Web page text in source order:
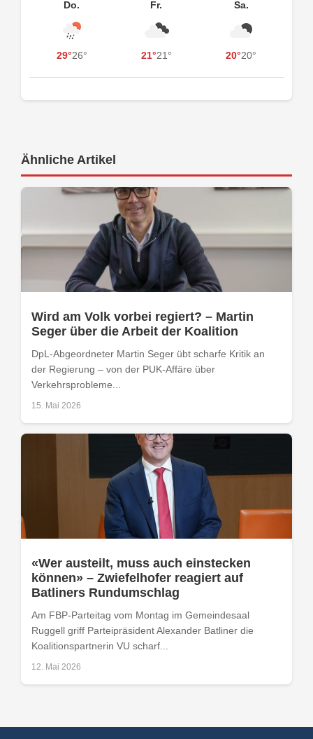
Do.
29°26°
Fr.
21°21°
Sa.
20°20°
Ähnliche Artikel
Wird am Volk vorbei regiert? – Martin
Seger über die Arbeit der Koalition
DpL-Abgeordneter Martin Seger übt scharfe Kritik an
der Regierung – von der PUK-Affäre über
Verkehrsprobleme...
15. Mai 2026
«Wer austeilt, muss auch einstecken
können» – Zwiefelhofer reagiert auf
Batliners Rundumschlag
Am FBP-Parteitag vom Montag im Gemeindesaal
Ruggell griff Parteipräsident Alexander Batliner die
Koalitionspartnerin VU scharf...
12. Mai 2026